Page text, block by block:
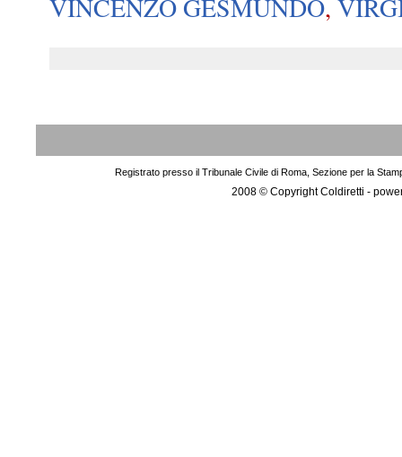
VINCENZO GESMUNDO,
Registrato presso il Tribunale Civile di Roma, Sezione per la
2008 © Copyright Coldiretti -